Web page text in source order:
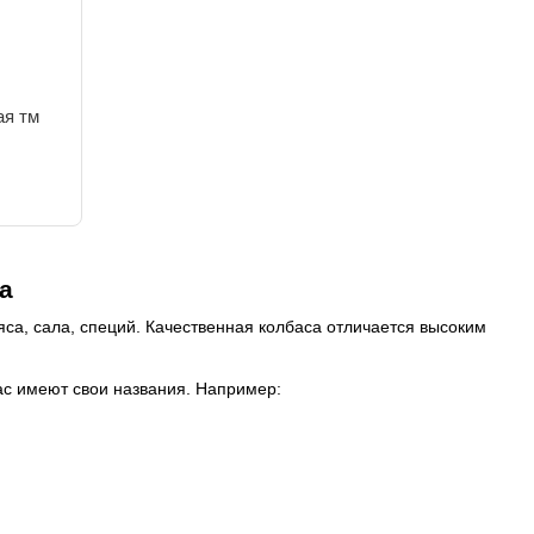
сала, специй. Качественная колбаса отличается высоким
имеют свои названия. Например:
тм